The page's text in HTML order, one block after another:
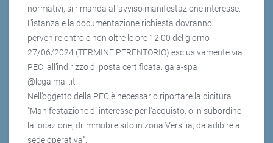
normativi, si rimanda all'avviso manifestazione interesse.
L’istanza e la documentazione richiesta dovranno
pervenire entro e non oltre le ore 12:00 del giorno
27/06/2024 (TERMINE PERENTORIO) esclusivamente via
PEC, all’indirizzo di posta certificata: gaia-spa
@legalmail.it
Nell’oggetto della PEC è necessario riportare la dicitura
"Manifestazione di interesse per l'acquisto, o in subordine
la locazione, di immobile sito in zona Versilia, da adibire a
sede operativa".